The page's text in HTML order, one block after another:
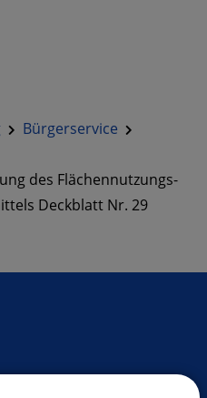
Bürgerservice
des Flächennutzungs-
Deckblatt Nr. 29